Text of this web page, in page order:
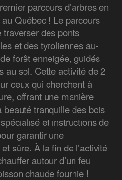
parcours d’arbres en
Québec ! Le parcours
traverser des ponts
et des tyroliennes au-
forêt enneigée, guidés
au sol. Cette activité de 2
ceux qui cherchent à
offrant une manière
beauté tranquille des bois
et instructions de
garantir une
sûre. À la fin de l’activité
autour d’un feu
chaude fournie !